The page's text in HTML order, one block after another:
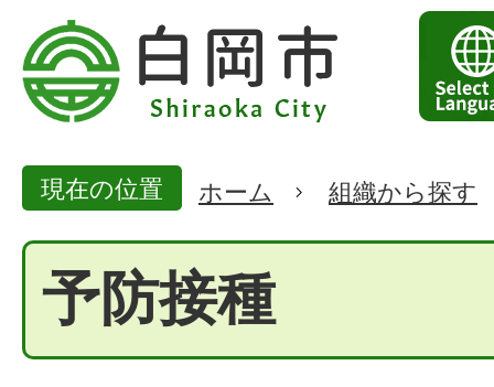
現在の位置 ホーム 組織から探す
予防接種